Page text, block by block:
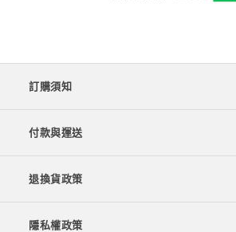
訂購須知
付款與運送
退換貨政策
隱私權政策